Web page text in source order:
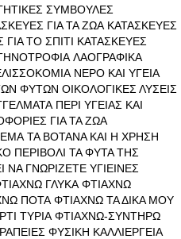
ΣΥΜΒΟΥΛΕΣ
ΓΙΑ ΤΑ ΖΩΑ ΚΑΤΑΣΚΕΥΕΣ
ΤΟ ΣΠΙΤΙ ΚΑΤΑΣΚΕΥΕΣ
ΛΑΟΓΡΑΦΙΚΑ
ΝΕΡΟ ΚΑΙ ΥΓΕΙΑ
ΦΥΤΩΝ ΟΙΚΟΛΟΓΙΚΕΣ ΛΥΣΕΙΣ
ΠΕΡΙ ΥΓΕΙΑΣ ΚΑΙ
ΓΙΑ ΤΑ ΖΩΑ
ΤΑ ΒΟΤΑΝΑ ΚΑΙ Η ΧΡΗΣΗ
ΠΕΡΙΒΟΛΙ ΤΑ ΦΥΤΑ ΤΗΣ
ΝΑ ΓΝΩΡΙΖΕΤΕ ΥΓΙΕΙΝΕΣ
ΓΛΥΚΑ ΦΤΙΑΧΝΩ
ΠΟΤΑ ΦΤΙΑΧΝΩ ΤΑ ΔΙΚΑ ΜΟΥ
ΤΥΡΙΑ ΦΤΙΑΧΝΩ-ΣΥΝΤΗΡΩ
ΦΥΣΙΚΗ ΚΑΛΛΙΕΡΓΕΙΑ